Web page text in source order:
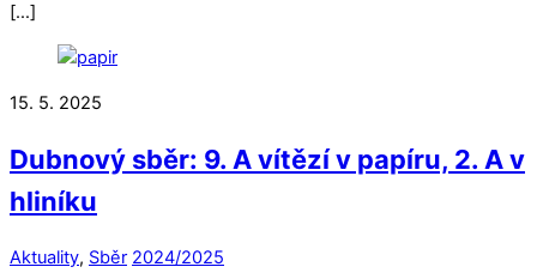
[…]
15. 5. 2025
Dubnový sběr: 9. A vítězí v papíru, 2. A v
hliníku
Aktuality, Sběr 2024/2025